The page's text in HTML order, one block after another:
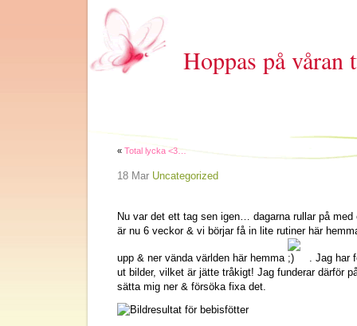
Hoppas på våran
« Total lycka <3…
18 Mar Uncategorized
Nu var det ett tag sen igen… dagarna rullar på
är nu 6 veckor & vi börjar få in lite rutiner här
upp & ner vända världen här hemma
. Jag har
ut bilder, vilket är jätte tråkigt! Jag funderar därför
sätta mig ner & försöka fixa det.